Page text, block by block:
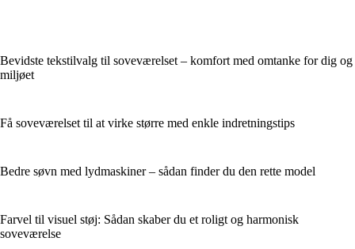
Bevidste tekstilvalg til soveværelset – komfort med omtanke for dig og
miljøet
Få soveværelset til at virke større med enkle indretningstips
Bedre søvn med lydmaskiner – sådan finder du den rette model
Farvel til visuel støj: Sådan skaber du et roligt og harmonisk
soveværelse